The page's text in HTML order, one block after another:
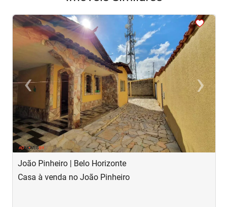
<<<<
‹Previous ›Next
João Pinheiro | Belo Horizonte
Casa à venda no João Pinheiro